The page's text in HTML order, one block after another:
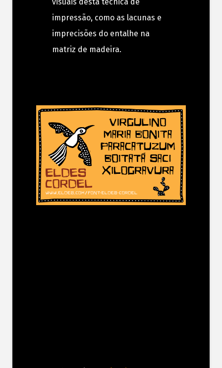
impressão, como as lacunas e
imprecisões do entalhe na
matriz de madeira.